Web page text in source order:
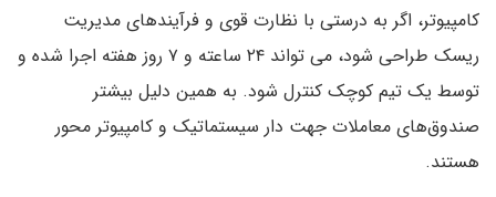
کامپیوتر، اگر به درستی با نظارت قوی و فرآیندهای مدیریت
ریسک طراحی شود، می تواند ۲۴ ساعته و ۷ روز هفته اجرا شده و
توسط یک تیم کوچک کنترل شود. به همین دلیل بیشتر
صندوق‌های معاملات جهت دار سیستماتیک و کامپیوتر محور
هستند.